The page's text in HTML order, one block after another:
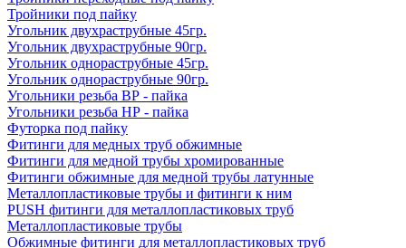
Тройники под пайку
Угольник двухраструбные 45гр.
Угольник двухраструбные 90гр.
Угольник однораструбные 45гр.
Угольник однораструбные 90гр.
Угольники резьба ВР - пайка
Угольники резьба НР - пайка
Футорка под пайку
Фитинги для медных труб обжимные
Фитинги для медной трубы хромированные
Фитинги обжимные для медной трубы латунные
Металлопластиковые трубы и фитинги к ним
PUSH фитинги для металлопластиковых труб
Металлопластиковые трубы
Обжимные фитинги для металлопластиковых труб